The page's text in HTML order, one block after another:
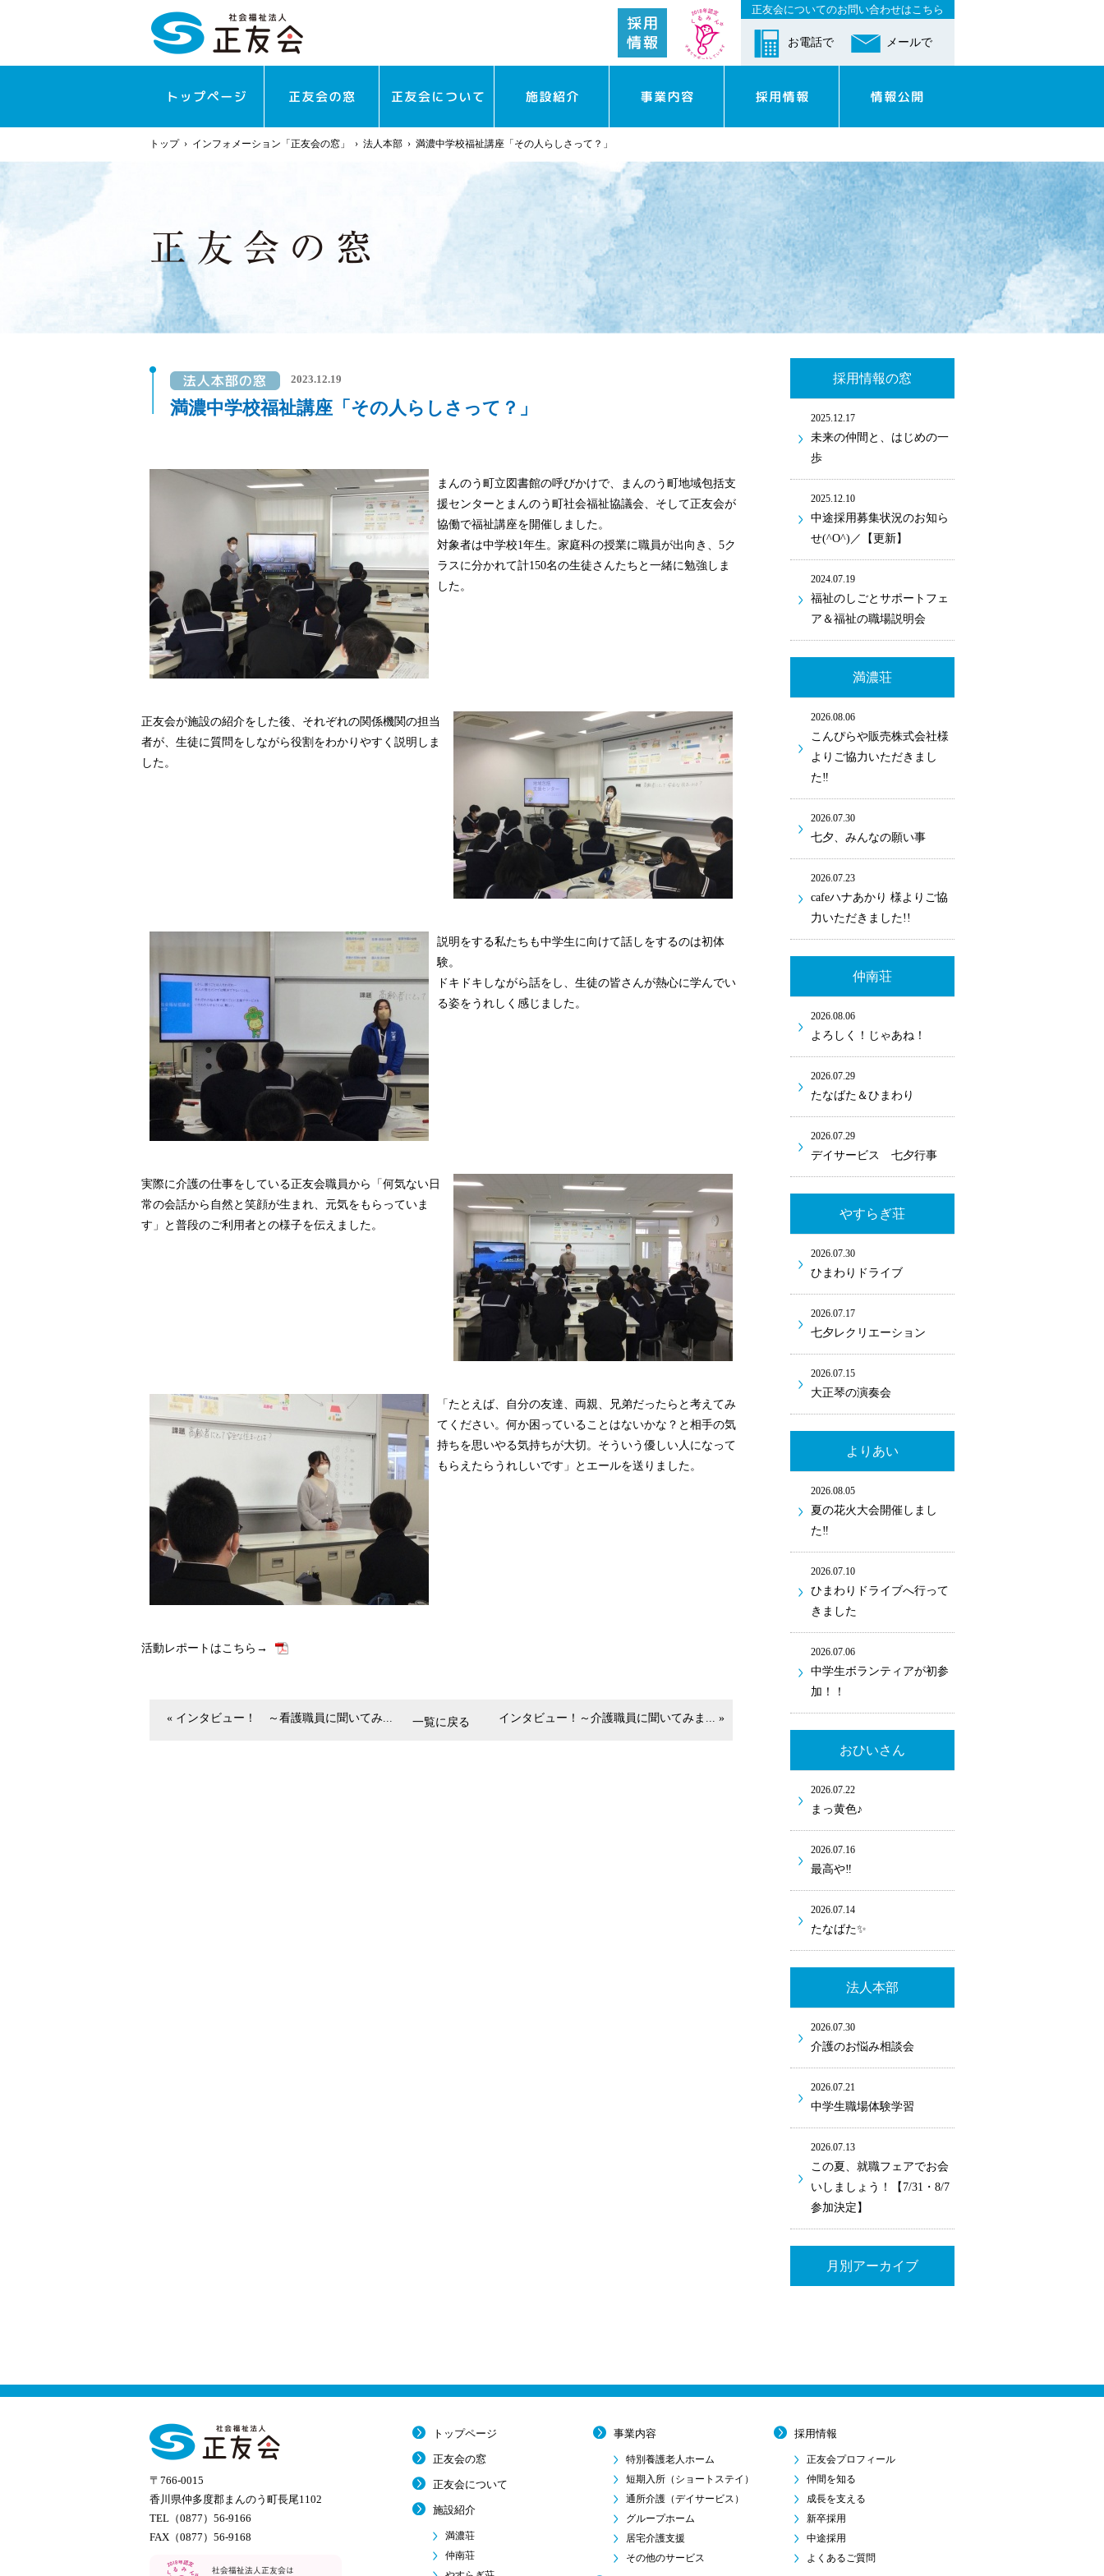
正友会についてのお問い合わせはこちら
お電話で メールで
トップ› インフォメーション「正友会の窓」 › 法人本部 › 満濃中学校福祉講座「その人らしさって？」
2023.12.19
満濃中学校福祉講座「その人らしさって？」
まんのう町立図書館の呼びかけで、まんのう町地域包括支
援センターとまんのう町社会福祉協議会、そして正友会が
協働で福祉講座を開催しました。
対象者は中学校1年生。家庭科の授業に職員が出向き、5ク
ラスに分かれて計150名の生徒さんたちと一緒に勉強しま
した。
正友会が施設の紹介をした後、それぞれの関係機関の担当
者が、生徒に質問をしながら役割をわかりやすく説明しま
した。
説明をする私たちも中学生に向けて話しをするのは初体
験。
ドキドキしながら話をし、生徒の皆さんが熱心に学んでい
る姿をうれしく感じました。
実際に介護の仕事をしている正友会職員から「何気ない日
常の会話から自然と笑顔が生まれ、元気をもらっていま
す」と普段のご利用者との様子を伝えました。
「たとえば、自分の友達、両親、兄弟だったらと考えてみ
てください。何か困っていることはないかな？と相手の気
持ちを思いやる気持ちが大切。そういう優しい人になって
もらえたらうれしいです」とエールを送りました。
活動レポートはこちら→
« インタビュー！ ～看護職員に聞いてみ... インタビュー！～介護職員に聞いてみま... »
一覧に戻る
採用情報の窓
2025.12.17
未来の仲間と、はじめの一
歩
2025.12.10
中途採用募集状況のお知ら
せ(^O^)／【更新】
2024.07.19
福祉のしごとサポートフェ
ア＆福祉の職場説明会
満濃荘
2026.08.06
こんぴらや販売株式会社様
よりご協力いただきまし
た‼
2026.07.30
七夕、みんなの願い事
2026.07.23
cafeハナあかり 様よりご協
力いただきました!!
仲南荘
2026.08.06
よろしく！じゃあね！
2026.07.29
たなばた＆ひまわり
2026.07.29
デイサービス 七夕行事
やすらぎ荘
2026.07.30
ひまわりドライブ
2026.07.17
七夕レクリエーション
2026.07.15
大正琴の演奏会
よりあい
2026.08.05
夏の花火大会開催しまし
た‼
2026.07.10
ひまわりドライブへ行って
きました
2026.07.06
中学生ボランティアが初参
加！！
おひいさん
2026.07.22
まっ黄色♪
2026.07.16
最高や‼
2026.07.14
たなばた✨
法人本部
2026.07.30
介護のお悩み相談会
2026.07.21
中学生職場体験学習
2026.07.13
この夏、就職フェアでお会
いしましょう！【7/31・8/7
参加決定】
月別アーカイブ
〒766-0015
香川県仲多度郡まんのう町長尾1102
TEL（0877）56-9166
FAX（0877）56-9168
トップページ
正友会の窓
正友会について
施設紹介
満濃荘
仲南荘
事業内容
特別養護老人ホーム
短期入所 （ショートステイ）
通所介護 （デイサービス）
グループホーム
居宅介護支援
その他のサービス
採用情報
正友会プロフィール
仲間を知る
成長を支える
新卒採用
中途採用
よくあるご質問